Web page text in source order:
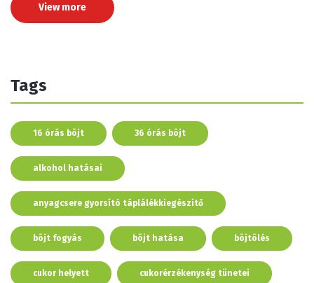
View more
Tags
16 órás böjt 36 órás böjt
alkohol hatásai
anyagcsere gyorsító táplálékkiegészítő
böjt fogyás böjt hatása böjtölés
cukor helyett cukorérzékenység tünetei